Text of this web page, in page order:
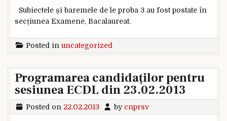
Subiectele și baremele de le proba 3 au fost postate în
secțiunea Examene, Bacalaureat.
Posted in uncategorized
Programarea candidaților pentru
sesiunea ECDL din 23.02.2013
Posted on 22.02.2013 by cnprsv